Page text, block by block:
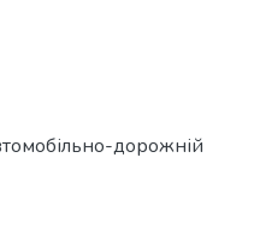
дорожній